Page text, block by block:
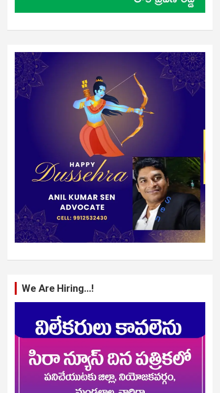
We Are Hiring…!